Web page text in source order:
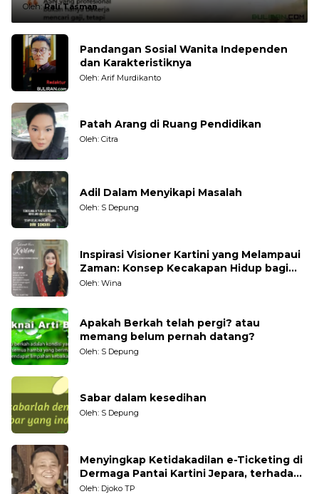
Oleh:Rali Tasman
Pandangan Sosial Wanita Independen
dan Karakteristiknya
Oleh: Arif Murdikanto
Patah Arang di Ruang Pendidikan
Oleh: Citra
Adil Dalam Menyikapi Masalah
Oleh: S Depung
Inspirasi Visioner Kartini yang Melampaui
Zaman: Konsep Kecakapan Hidup bagi
Generasi Muda
Oleh: Wina
Apakah Berkah telah pergi? atau
memang belum pernah datang?
Oleh: S Depung
Sabar dalam kesedihan
Oleh: S Depung
Menyingkap Ketidakadilan e-Ticketing di
Dermaga Pantai Kartini Jepara, terhadap
Nelayan Tradisional
Oleh: Djoko TP